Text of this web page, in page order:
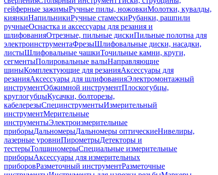
гейферные зажимыРучные пилы, ножовкиМолотки, кувалды,
киянкиНапильникиРучные стамескиРубанки, рашпили
ручныеОснастка и аксессуары для резания и
шлифованияОтрезные, пильные дискиПильные полотна для
электроинструментаФрезыШлифовальные диски, насадки,
листыШлифовальные чашкиТочильные камни, круги,
сегментыПолировальные валыНаправляющие
шиныКомплектующие для резанияАксессуары для
резанияАксессуары для шлифованияЭлектромонтажный
инструментОбжимной инструментПлоскогубцы,
круглогубцыКусачки, болторезы,
кабелерезыСпецинструментыИзмерительный
инструментМерительные
инструментыЭлектроизмерительные
приборыДальномерыДальномеры оптическиеНивелиры,
лазерные уровниПирометрыДетекторы и
тестерыТолщиномерыСпециальные измерительные
приборыАксессуары для измерительных
приборовРазметочный инструментРазметочные